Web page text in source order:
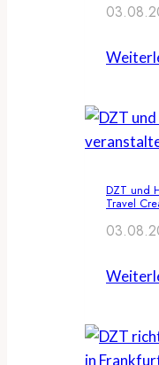
DZT und
Travel